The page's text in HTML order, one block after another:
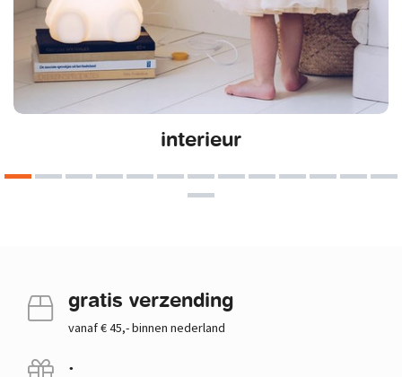
interieur
gratis verzending
vanaf € 45,- binnen nederland
.